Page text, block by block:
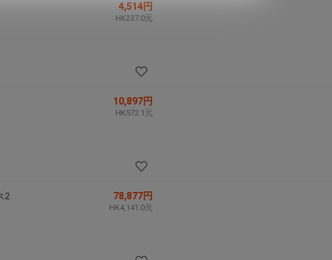
抵服務費
外付款、
的Letao
4,514円
HK237.0元
10,897円
HK572.1元
2 78,877円
HK4,141.0元